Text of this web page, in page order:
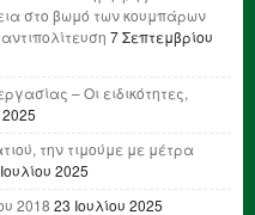
στο βωμό των κουμπάρων
7 Σεπτεμβρίου
– Οι ειδικότητες,
την τιμούμε με μέτρα
2025
2018 23 Ιουλίου 2025